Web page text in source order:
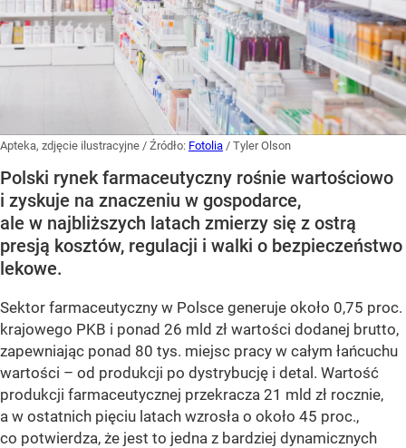
Apteka, zdjęcie ilustracyjne / Źródło: Fotolia / Tyler Olson
Polski rynek farmaceutyczny rośnie wartościowo
i zyskuje na znaczeniu w gospodarce,
ale w najbliższych latach zmierzy się z ostrą
presją kosztów, regulacji i walki o bezpieczeństwo
lekowe.
Sektor farmaceutyczny w Polsce generuje około 0,75 proc.
krajowego PKB i ponad 26 mld zł wartości dodanej brutto,
zapewniając ponad 80 tys. miejsc pracy w całym łańcuchu
wartości – od produkcji po dystrybucję i detal. Wartość
produkcji farmaceutycznej przekracza 21 mld zł rocznie,
a w ostatnich pięciu latach wzrosła o około 45 proc.,
co potwierdza, że jest to jedna z bardziej dynamicznych